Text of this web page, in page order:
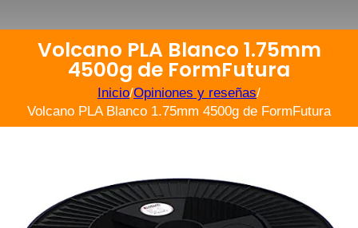
Volcano PLA Blanco 1.75mm
4500g de FormFutura
Inicio/Opiniones y reseñas/
Volcano PLA Blanco 1.75mm 4500g de FormFutura